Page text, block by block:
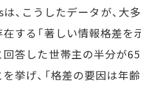
、こうしたデータが、大
する「著しい情報格差を
答した世帯主の半分が
挙げ、「格差の要因は年